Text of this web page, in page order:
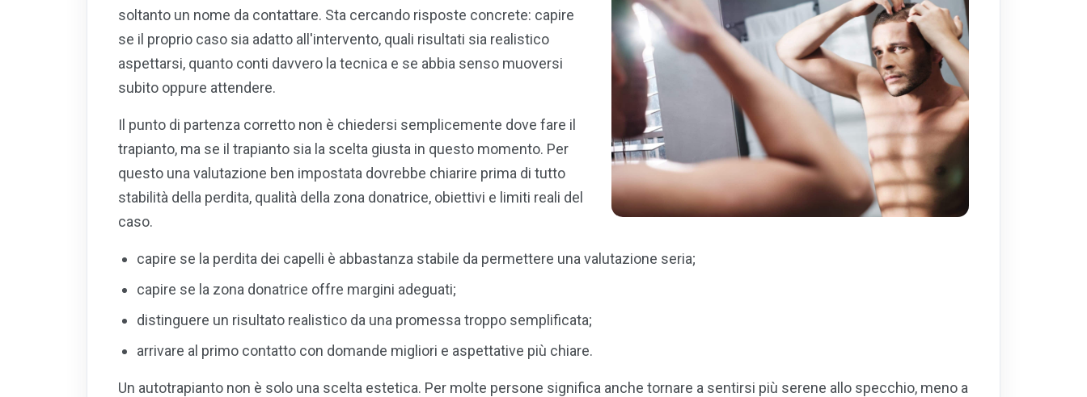
soltanto un nome da contattare. Sta cercando risposte concrete: capire
se il proprio caso sia adatto all'intervento, quali risultati sia realistico
aspettarsi, quanto conti davvero la tecnica e se abbia senso muoversi
subito oppure attendere.
Il punto di partenza corretto non è chiedersi semplicemente dove fare il
trapianto, ma se il trapianto sia la scelta giusta in questo momento. Per
questo una valutazione ben impostata dovrebbe chiarire prima di tutto
stabilità della perdita, qualità della zona donatrice, obiettivi e limiti reali del
caso.
capire se la perdita dei capelli è abbastanza stabile da permettere una valutazione seria;
capire se la zona donatrice offre margini adeguati;
distinguere un risultato realistico da una promessa troppo semplificata;
arrivare al primo contatto con domande migliori e aspettative più chiare.
Un autotrapianto non è solo una scelta estetica. Per molte persone significa anche tornare a sentirsi più serene allo specchio, meno a